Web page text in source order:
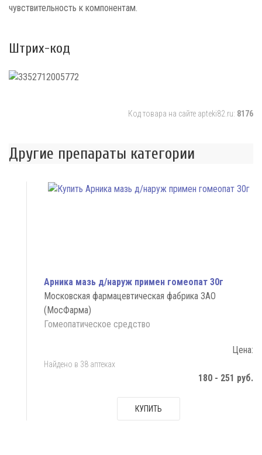
чувствительность к компонентам.
Штрих-код
Код товара на сайте apteki82.ru: 8176
Другие препараты категории
Арника мазь д/наруж примен гомеопат 30г
Московская фармацевтическая фабрика ЗАО
(МосФарма)
Гомеопатическое средство
Цена:
Найдено в 38 аптеках
180 - 251 руб.
КУПИТЬ